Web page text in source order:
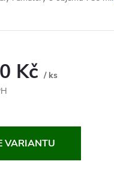
Kč / ks
VARIANTU